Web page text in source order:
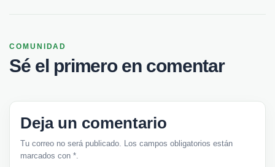
COMUNIDAD
Sé el primero en comentar
Deja un comentario
Tu correo no será publicado. Los campos obligatorios están
marcados con *.